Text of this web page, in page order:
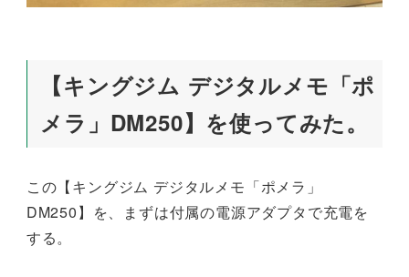
【キングジム デジタルメモ「ポ
メラ」DM250】を使ってみた。
この【キングジム デジタルメモ「ポメラ」
DM250】を、まずは付属の電源アダプタで充電を
する。